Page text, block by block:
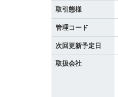
取引態様
管理コード
次回更新予定日
取扱会社